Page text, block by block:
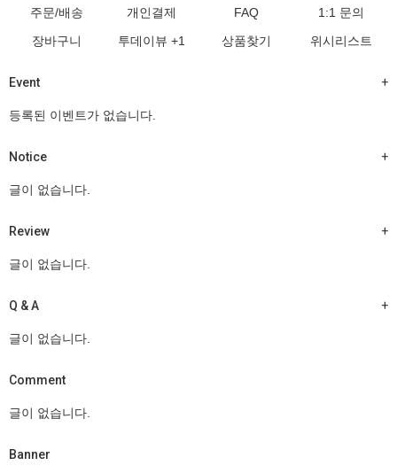
주문/배송 개인결제 FAQ
1:1 문의
장바구니
투데이뷰 +1 상품찾기 위시리스트
+
Event
등록된 이벤트가 없습니다.
+
Notice
글이 없습니다.
+
Review
글이 없습니다.
+
Q & A
글이 없습니다.
Comment
글이 없습니다.
Banner